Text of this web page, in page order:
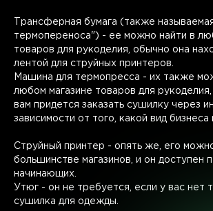
Трансферная бумага (также
термопереноса") - ее можно найти в
товаров для рукоделия, обычно она
лентой для струйных принтеров.
Машина для термопресса - их также
любом магазине товаров для
вам придется заказать сушилку через
зависимости от того, какой вид бизнеса
Струйный принтер - опять же, его
большинстве магазинов, и он доступен
начинающих.
Утюг - он не требуется, если у вас нет
сушилка для одежды.